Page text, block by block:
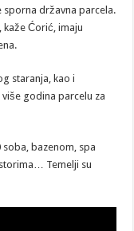
sporna državna parcela.
Ćorić, imaju
staranja, kao i
godina parcelu za
bazenom, spa
Temelji su